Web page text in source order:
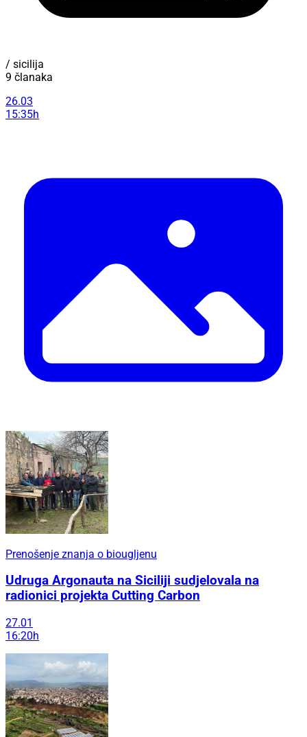
/ sicilija
9 članaka
26.03
15:35h
Prenošenje znanja o biougljenu
Udruga Argonauta na Siciliji sudjelovala na
radionici projekta Cutting Carbon
27.01
16:20h